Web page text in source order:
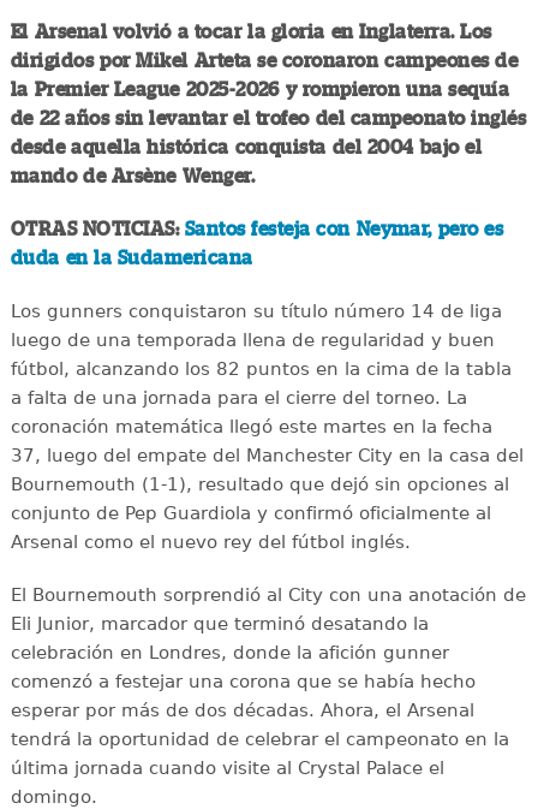
El Arsenal volvió a tocar la gloria en Inglaterra. Los
dirigidos por Mikel Arteta se coronaron campeones de
la Premier League 2025-2026 y rompieron una sequía
de 22 años sin levantar el trofeo del campeonato inglés
desde aquella histórica conquista del 2004 bajo el
mando de Arsène Wenger.
OTRAS NOTICIAS: Santos festeja con Neymar, pero es
duda en la Sudamericana
Los gunners conquistaron su título número 14 de liga
luego de una temporada llena de regularidad y buen
fútbol, alcanzando los 82 puntos en la cima de la tabla
a falta de una jornada para el cierre del torneo. La
coronación matemática llegó este martes en la fecha
37, luego del empate del Manchester City en la casa del
Bournemouth (1-1), resultado que dejó sin opciones al
conjunto de Pep Guardiola y confirmó oficialmente al
Arsenal como el nuevo rey del fútbol inglés.
El Bournemouth sorprendió al City con una anotación de
Eli Junior, marcador que terminó desatando la
celebración en Londres, donde la afición gunner
comenzó a festejar una corona que se había hecho
esperar por más de dos décadas. Ahora, el Arsenal
tendrá la oportunidad de celebrar el campeonato en la
última jornada cuando visite al Crystal Palace el
domingo.